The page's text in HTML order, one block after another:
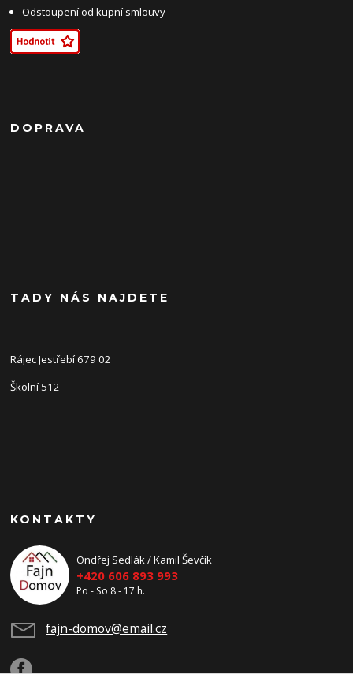
Odstoupení od kupní smlouvy
DOPRAVA
TADY NÁS NAJDETE
Rájec Jestřebí 679 02
Školní 512
KONTAKTY
Ondřej Sedlák / Kamil Ševčík
+420 606 893 993
Po - So 8 - 17 h.
fajn-domov@email.cz